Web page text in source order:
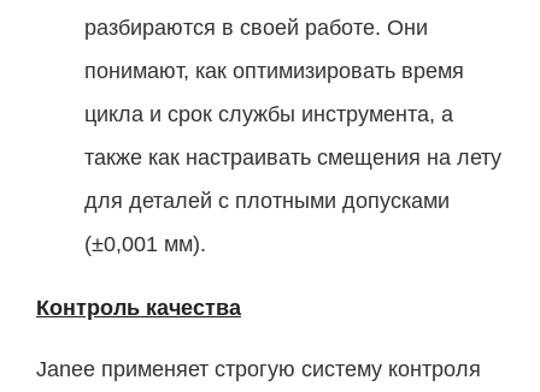
разбираются в своей работе. Они
понимают, как оптимизировать время
цикла и срок службы инструмента, а
также как настраивать смещения на лету
для деталей с плотными допусками
(±0,001 мм).
Контроль качества
Janee применяет строгую систему контроля